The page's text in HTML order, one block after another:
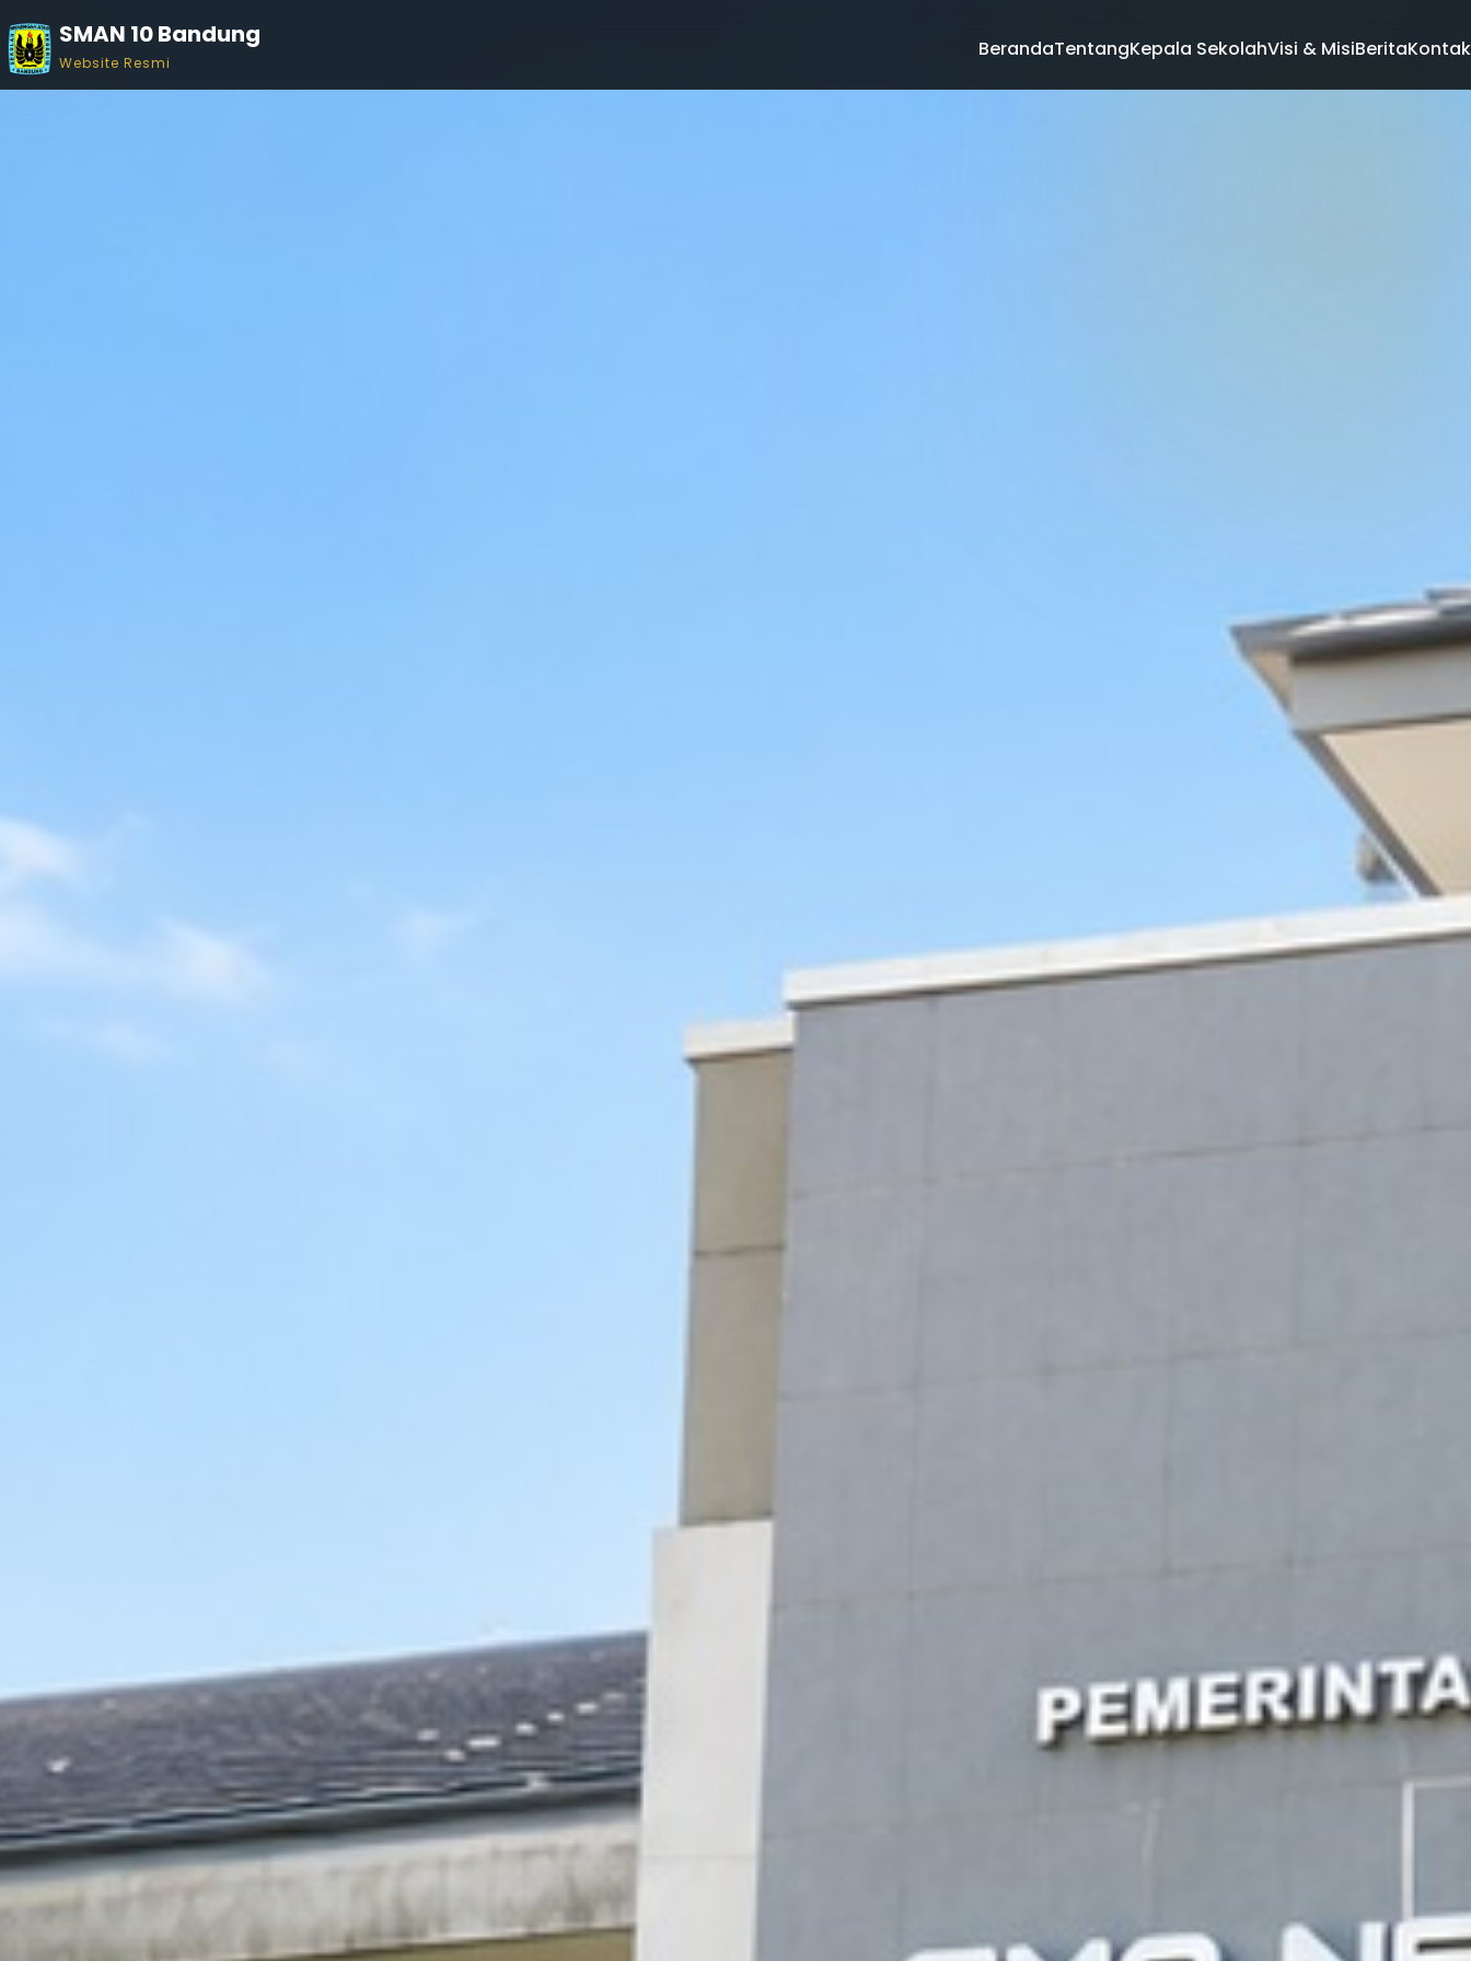
SMAN 10 Bandung
Website Resmi
BerandaTentangKepala SekolahVisi & MisiBeritaKontak